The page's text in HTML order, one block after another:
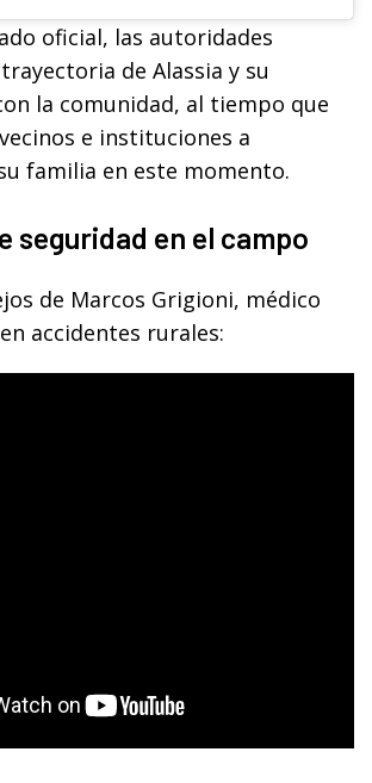
oficial, las autoridades
de Alassia y su
la comunidad, al tiempo que
e instituciones a
familia en este momento.
seguridad en el campo
de Marcos Grigioni, médico
accidentes rurales: